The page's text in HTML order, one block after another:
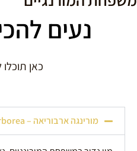
נעים
כאן
מורינגה ארבוריאה – Moringa arborea